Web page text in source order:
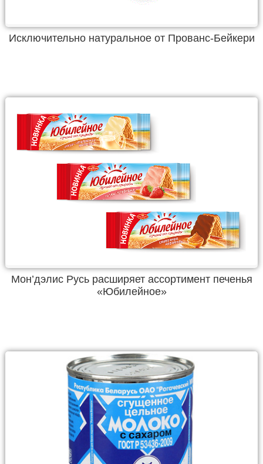
Исключительно натуральное от Прованс-Бейкери
Мон’дэлис Русь расширяет ассортимент печенья
«Юбилейное»